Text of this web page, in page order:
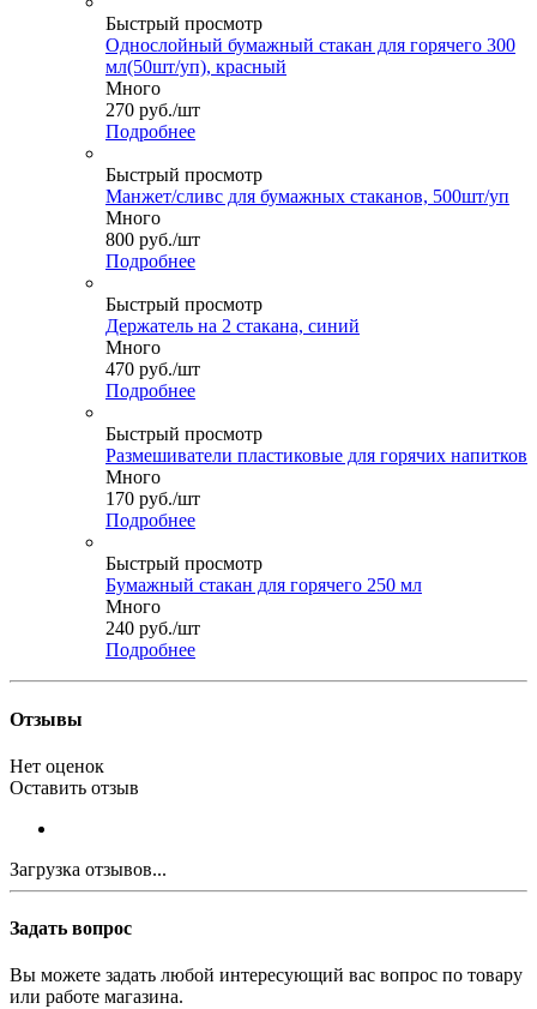
Быстрый просмотр
Однослойный бумажный стакан для горячего 300
мл(50шт/уп), красный
Много
270 руб./шт
Подробнее
Быстрый просмотр
Манжет/сливс для бумажных стаканов, 500шт/уп
Много
800 руб./шт
Подробнее
Быстрый просмотр
Держатель на 2 стакана, синий
Много
470 руб./шт
Подробнее
Быстрый просмотр
Размешиватели пластиковые для горячих напитков
Много
170 руб./шт
Подробнее
Быстрый просмотр
Бумажный стакан для горячего 250 мл
Много
240 руб./шт
Подробнее
Отзывы
Нет оценок
Оставить отзыв
Загрузка отзывов...
Задать вопрос
Вы можете задать любой интересующий вас вопрос по товару
или работе магазина.